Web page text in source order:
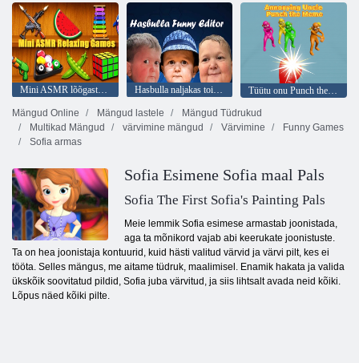
Mini ASMR lõõgastavad mängud Hasbulla naljakas toimetaja
Tüütu onu Punch the Meem
Mängud Online
Mängud lastele
Mängud Tüdrukud
Multikad Mängud
värvimine mängud Värvimine
Funny Games
Sofia armas
Sofia Esimene Sofia maal Pals
Sofia The First Sofia's Painting Pals
Meie lemmik Sofia esimese armastab joonistada,
aga ta mõnikord vajab abi keerukate joonistuste.
Ta on hea joonistaja kontuurid, kuid hästi valitud värvid ja värvi pilt, kes ei
tööta. Selles mängus, me aitame tüdruk, maalimisel. Enamik hakata ja valida
ükskõik soovitatud pildid, Sofia juba värvitud, ja siis lihtsalt avada neid kõiki.
Lõpus näed kõiki pilte.